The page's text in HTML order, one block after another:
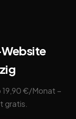
19,90 €/Monat –
gratis.